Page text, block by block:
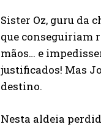
Sister Oz, guru da
que conseguiriam
mãos… e
justificados! Mas
destino.
Nesta aldeia